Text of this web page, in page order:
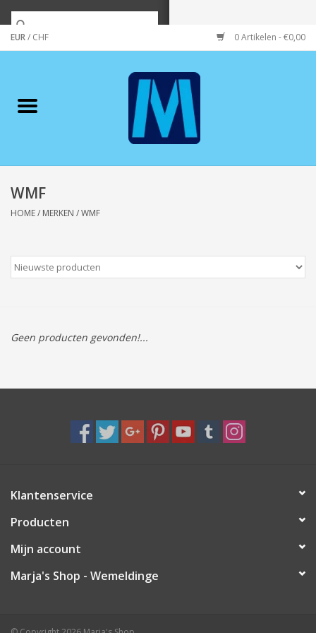
EUR/ CHF 0 Artikelen - €0,00
Merken
Wonen/koken/huishouden
Wenskaarten
Tassen/Portemonnee
Boeken
Speelgoed & hobby
Cadeau & feest
Contact/Locatie
WMF
HOME/ MERKEN /WMF
Geen producten gevonden!...
Klantenservice
Producten
Mijn account
Marja's Shop - Wemeldinge